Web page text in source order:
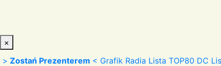
×
> Zostań Prezenterem < Grafik Radia Lista TOP80 DC